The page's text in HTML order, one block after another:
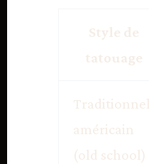
Style de
tatouage
Traditionnel
américain
(old school)